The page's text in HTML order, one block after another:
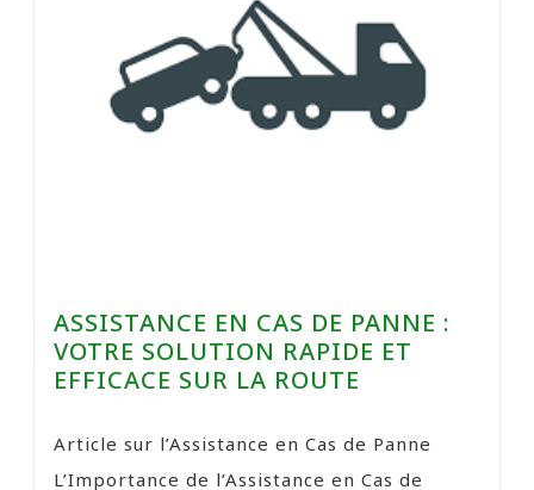
ASSISTANCE EN CAS DE PANNE :
VOTRE SOLUTION RAPIDE ET
EFFICACE SUR LA ROUTE
Article sur l’Assistance en Cas de Panne
L’Importance de l’Assistance en Cas de